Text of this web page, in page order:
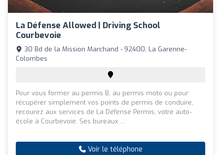
La Défense Allowed | Driving School
Courbevoie
30 Bd de la Mission Marchand - 92400, La Garenne-
Colombes
Pour vous former au permis B, au permis moto ou pour
récupérer simplement vos points de permis de conduire,
recourez aux services de La Défense Permis, votre auto-
école à Courbevoie. Ses bureaux ...
Voir le téléphone